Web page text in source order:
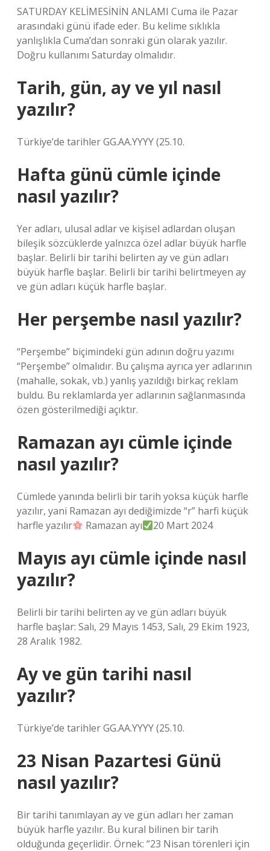
SATURDAY KELİMESİNİN ANLAMI Cuma ile Pazar
arasındaki günü ifade eder. Bu kelime sıklıkla
yanlışlıkla Cuma’dan sonraki gün olarak yazılır.
Doğru kullanımı Saturday olmalıdır.
Tarih, gün, ay ve yıl nasıl
yazılır?
Türkiye’de tarihler GG.AA.YYYY (25.10.
Hafta günü cümle içinde
nasıl yazılır?
Yer adları, ulusal adlar ve kişisel adlardan oluşan
bileşik sözcüklerde yalnızca özel adlar büyük harfle
başlar. Belirli bir tarihi belirten ay ve gün adları
büyük harfle başlar. Belirli bir tarihi belirtmeyen ay
ve gün adları küçük harfle başlar.
Her perşembe nasıl yazılır?
“Perşembe” biçimindeki gün adının doğru yazımı
“Perşembe” olmalıdır. Bu çalışma ayrıca yer adlarının
(mahalle, sokak, vb.) yanlış yazıldığı birkaç reklam
buldu. Bu reklamlarda yer adlarının sağlanmasında
özen gösterilmediği açıktır.
Ramazan ayı cümle içinde
nasıl yazılır?
Cümlede yanında belirli bir tarih yoksa küçük harfle
yazılır, yani Ramazan ayı dediğimizde “r” harfi küçük
harfle yazılır
Ramazan ayı 20 Mart 2024
Mayıs ayı cümle içinde nasıl
yazılır?
Belirli bir tarihi belirten ay ve gün adları büyük
harfle başlar: Salı, 29 Mayıs 1453, Salı, 29 Ekim 1923,
28 Aralık 1982.
Ay ve gün tarihi nasıl
yazılır?
Türkiye’de tarihler GG.AA.YYYY (25.10.
23 Nisan Pazartesi Günü
nasıl yazılır?
Bir tarihi tanımlayan ay ve gün adları her zaman
büyük harfle yazılır. Bu kural bilinen bir tarih
olduğunda geçerlidir. Örnek: “23 Nisan törenleri için